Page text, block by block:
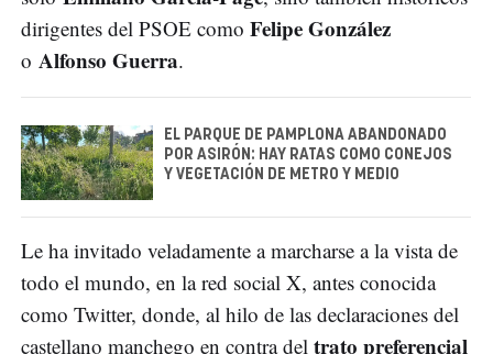
dirigentes del PSOE como Felipe González
o Alfonso Guerra.
EL PARQUE DE PAMPLONA ABANDONADO
POR ASIRÓN: HAY RATAS COMO CONEJOS
Y VEGETACIÓN DE METRO Y MEDIO
Le ha invitado veladamente a marcharse a la vista de
todo el mundo, en la red social X, antes conocida
como Twitter, donde, al hilo de las declaraciones del
castellano manchego en contra del trato preferencial